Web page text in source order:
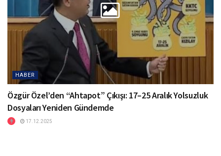
HABER
Özgür Özel’den “Ahtapot” Çıkışı: 17–25 Aralık Yolsuzluk
Dosyaları Yeniden Gündemde
17.12.2025